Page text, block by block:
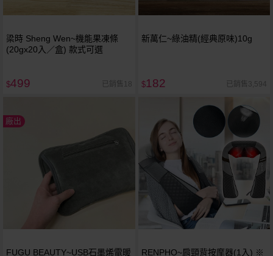
梁時 Sheng Wen~機能果凍條
(20gx20入／盒) 款式可選
$499 已銷售18
新萬仁~綠油精(經典原味)10g
$182 已銷售3,594
廠出
FUGU BEAUTY~USB石墨烯電暖 RENPHO~肩頸背按摩器(1入) ※